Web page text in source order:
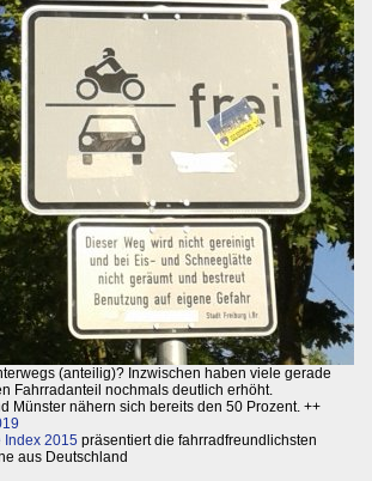
(anteilig)? Inzwischen haben viele gerade
Fahrradanteil nochmals deutlich erhöht.
Münster nähern sich bereits den 50 Prozent. ++
Index 2015 präsentiert die fahrradfreundlichsten
aus Deutschland